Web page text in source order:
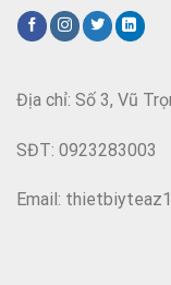
Địa chỉ: Số 3, Vũ
SĐT: 0923283003
Email: